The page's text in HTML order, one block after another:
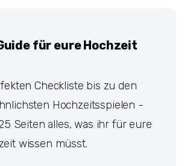
für eure Hochzeit
Checkliste bis zu den
Hochzeitsspielen -
Seiten alles, was ihr für eure
wissen müsst.